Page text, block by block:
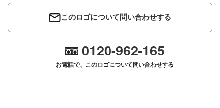
このロゴについて問い合わせする
0120-962-165
お電話で、このロゴについて問い合わせする